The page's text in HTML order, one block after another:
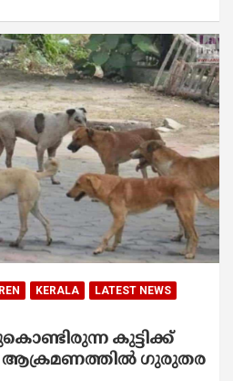
KERALA
LATEST NEWS
കുട്ടിക്ക്
ആക്രമണത്തിൽ ഗുരുതര